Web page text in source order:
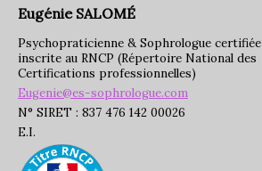
Eugénie SALOMÉ
Psychopraticienne & Sophrologue certifiée
inscrite au RNCP (Répertoire National des
Certifications professionnelles)
Eugenie@es-sophrologue.com
N° SIRET : 837 476 142 00026
E.I.